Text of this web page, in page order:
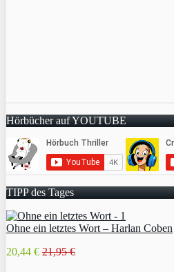
Hörbücher auf YOUTUBE
TIPP des Tages
Ohne ein letztes Wort – Harlan Coben
20,44 € 21,95 €